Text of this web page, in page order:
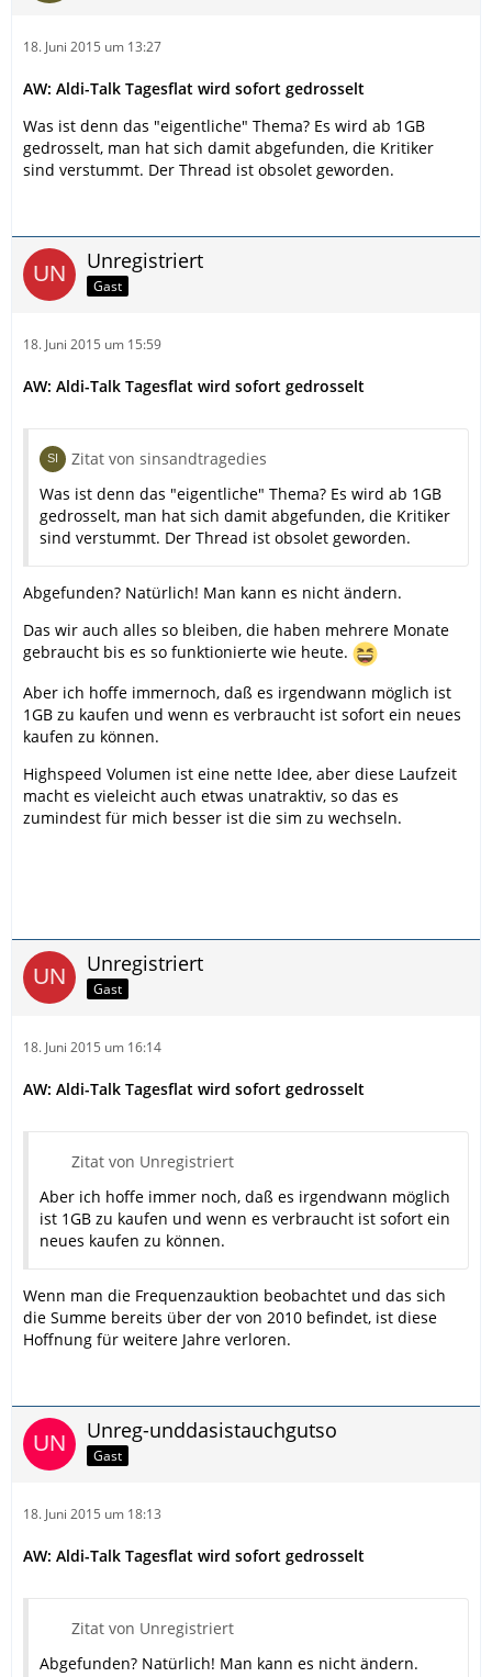
18. Juni 2015 um 13:27
AW: Aldi-Talk Tagesflat wird sofort gedrosselt
Was ist denn das "eigentliche" Thema? Es wird ab 1GB
gedrosselt, man hat sich damit abgefunden, die Kritiker
sind verstummt. Der Thread ist obsolet geworden.
Unregistriert
Gast
18. Juni 2015 um 15:59
AW: Aldi-Talk Tagesflat wird sofort gedrosselt
Zitat von sinsandtragedies
Was ist denn das "eigentliche" Thema? Es wird ab 1GB
gedrosselt, man hat sich damit abgefunden, die Kritiker
sind verstummt. Der Thread ist obsolet geworden.
Abgefunden? Natürlich! Man kann es nicht ändern.
Das wir auch alles so bleiben, die haben mehrere Monate
gebraucht bis es so funktionierte wie heute.
Aber ich hoffe immernoch, daß es irgendwann möglich ist
1GB zu kaufen und wenn es verbraucht ist sofort ein neues
kaufen zu können.
Highspeed Volumen ist eine nette Idee, aber diese Laufzeit
macht es vieleicht auch etwas unatraktiv, so das es
zumindest für mich besser ist die sim zu wechseln.
Unregistriert
Gast
18. Juni 2015 um 16:14
AW: Aldi-Talk Tagesflat wird sofort gedrosselt
Zitat von Unregistriert
Aber ich hoffe immer noch, daß es irgendwann möglich
ist 1GB zu kaufen und wenn es verbraucht ist sofort ein
neues kaufen zu können.
Wenn man die Frequenzauktion beobachtet und das sich
die Summe bereits über der von 2010 befindet, ist diese
Hoffnung für weitere Jahre verloren.
Unreg-unddasistauchgutso
Gast
18. Juni 2015 um 18:13
AW: Aldi-Talk Tagesflat wird sofort gedrosselt
Zitat von Unregistriert
Abgefunden? Natürlich! Man kann es nicht ändern.